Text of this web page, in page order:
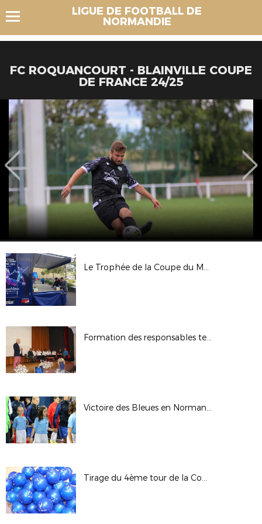
LIGUE DE FOOTBALL DE
NORMANDIE
FC ROQUANCOURT - BLAINVILLE COUPE
DE FRANCE 24/25
Le Trophée de la Coupe du Monde Féminine FIFA, France 2019 au Havre
Formation des responsables techniques et pédagogiques des Sections Sportives
Victoire des Bleues en Normandie
Tirage du 4ème tour de la Coupe de France - Saison 2017/2018